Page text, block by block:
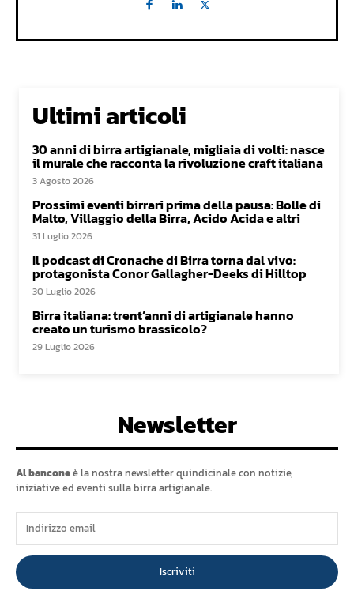
Ultimi articoli
30 anni di birra artigianale, migliaia di volti: nasce
il murale che racconta la rivoluzione craft italiana
3 Agosto 2026
Prossimi eventi birrari prima della pausa: Bolle di
Malto, Villaggio della Birra, Acido Acida e altri
31 Luglio 2026
Il podcast di Cronache di Birra torna dal vivo:
protagonista Conor Gallagher-Deeks di Hilltop
30 Luglio 2026
Birra italiana: trent’anni di artigianale hanno
creato un turismo brassicolo?
29 Luglio 2026
Newsletter
Al banconeè la nostra newsletter quindicinale con notizie,
iniziative ed eventi sulla birra artigianale.
Iscriviti